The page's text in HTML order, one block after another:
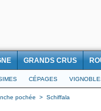
GRANDS CRUS
CÉPAGES
pochée > Schiffala